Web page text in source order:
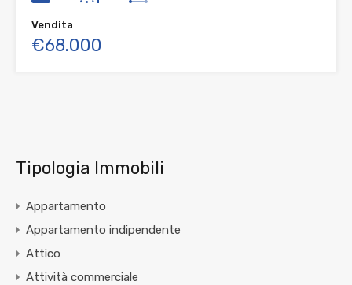
Vendita
€68.000
Tipologia Immobili
Appartamento
Appartamento indipendente
Attico
Attività commerciale